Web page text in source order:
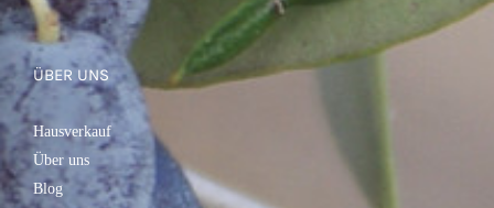
DETAILS
ÜBER UNS
Hausverkauf
Über uns
Blog